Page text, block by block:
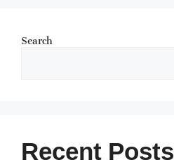
Search
Recent Posts